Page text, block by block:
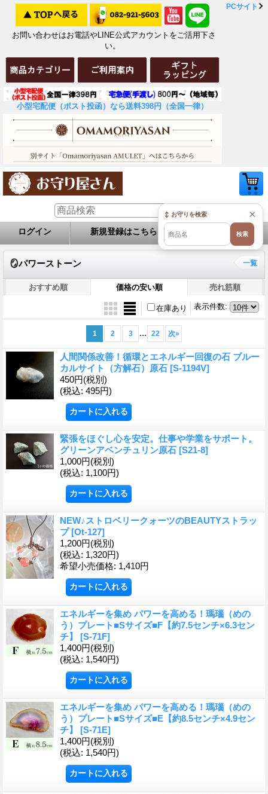
お問い合わせはお電話やLINE公式アカウントをご活用下さ
い。
小型宅配便（ポスト投函）なら送料398円（全国一律）
PCサイト
ログイン 新規登録はこちら お問い合せ
🪞パワーストーン 一覧
おすすめ順 価格の安い順 売れ筋順
表示件数:
在庫あり
1 2 3 ... 22 次»
人間関係改善！循環とエネルギー回復の石 ブルー
カルサイト（方解石）原石 [S-1194V]
450円(税別)
(税込: 495円)
緊張をほぐし心を安定。仕事や学業をサポート。
グリーンアベンチュリン原石 [S21-8]
1,000円(税別)
(税込: 1,100円)
NEW♪ストロベリークォーツのBEAUTYストラッ
プ[Ot-127]
1,200円(税別)
(税込: 1,320円)
希望小売価格: 1,410円
エネルギーを集め パワーを高める！瑪瑙（めの
う）プレート■Sサイズ■F【約7.5センチ×6.3セン
チ】 [S-71F]
1,400円(税別)
(税込: 1,540円)
エネルギーを集め パワーを高める！瑪瑙（めの
う）プレート■Sサイズ■E【約8.5センチ×4.9セン
チ】 [S-71E]
1,400円(税別)
(税込: 1,540円)
×
↕ お守りを検索
検索